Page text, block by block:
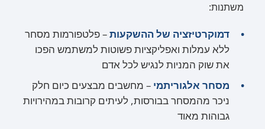
משתנות:
דמוקרטיזציה של ההשקעות– פלטפורמות מסחר
ללא עמלות ואפליקציות פשוטות למשתמש הפכו
את שוק המניות לנגיש לכל אדם
מסחר אלגוריתמי – מחשבים מבצעים כיום חלק
ניכר מהמסחר בבורסות, לעיתים קרובות במהירויות
גבוהות מאוד